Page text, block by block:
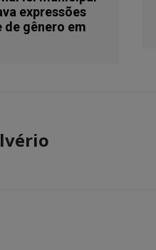
expressões
gênero em